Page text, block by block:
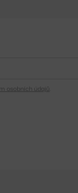
osobních údajů